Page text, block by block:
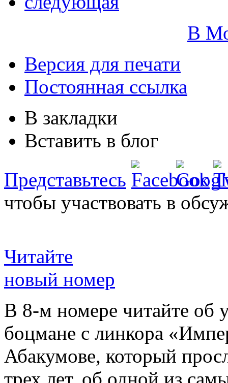
В
Версия для печати
Постоянная ссылка
В закладки
Вставить в блог
Представьтесь
чтобы участвовать в
Читайте
новый номер
В 8-м номере читайте об
боцмане с линкора
Абакумове, который
трех лет, об одной из